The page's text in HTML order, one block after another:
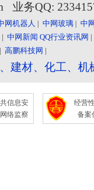
业务QQ:
网机器人 | 中网玻璃 | 中
| 中网新闻 QQ行业资讯网
| 高鹏科技网 |
建材、化工、
信息安
络监察
经营
备案